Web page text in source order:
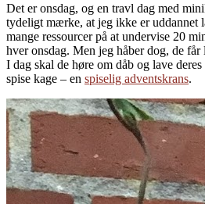
Det er onsdag, og en travl dag med
tydeligt mærke, at jeg ikke er uddannet
mange ressourcer på at undervise 20
hver onsdag. Men jeg håber dog, de
I dag skal de høre om dåb og lave
spise kage – en spiselig adventskrans.